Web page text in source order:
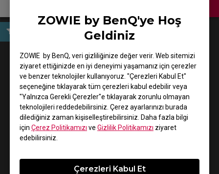
ZOWIE by BenQ'ye Hoş
Geldiniz
ZOWIE by BenQ, veri gizliliğinize değer verir. Web sitemizi
ziyaret ettiğinizde en iyi deneyimi yaşamanız için çerezler
ve benzer teknolojiler kullanıyoruz. "Çerezleri Kabul Et"
seçeneğine tıklayarak tüm çerezleri kabul edebilir veya
"Yalnızca Gerekli Çerezler"e tıklayarak zorunlu olmayan
teknolojileri reddedebilirsiniz. Çerez ayarlarınızı burada
dilediğiniz zaman kişiselleştirebilirsiniz. Daha fazla bilgi
için Çerez Politikamızı ve Gizlilik Politikamızı ziyaret
edebilirsiniz.
Çerezleri Kabul Et